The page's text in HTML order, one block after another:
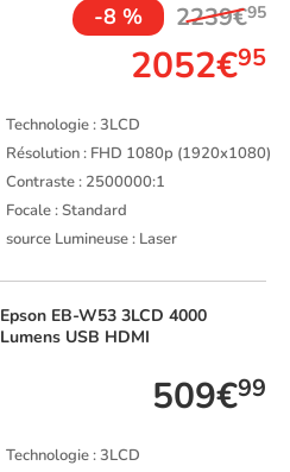
-8 % 2239€95
2052€95
Technologie : 3LCD
Résolution : FHD 1080p (1920x1080)
Contraste : 2500000:1
Focale : Standard
source Lumineuse : Laser
Epson EB-W53 3LCD 4000
Lumens USB HDMI
509€99
Technologie : 3LCD